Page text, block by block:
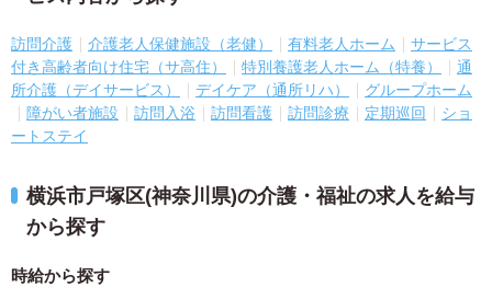
訪問介護 介護老人保健施設（老健） 有料老人ホーム
サービス
付き高齢者向け住宅（サ高住）
特別養護老人ホーム（特養）
通
所介護（デイサービス）
デイケア（通所リハ）
グループホーム
障がい者施設
訪問入浴 訪問看護 訪問診療 定期巡回
ショ
ートステイ
横浜市戸塚区(神奈川県)の介護・福祉の求人を給与
から探す
時給から探す